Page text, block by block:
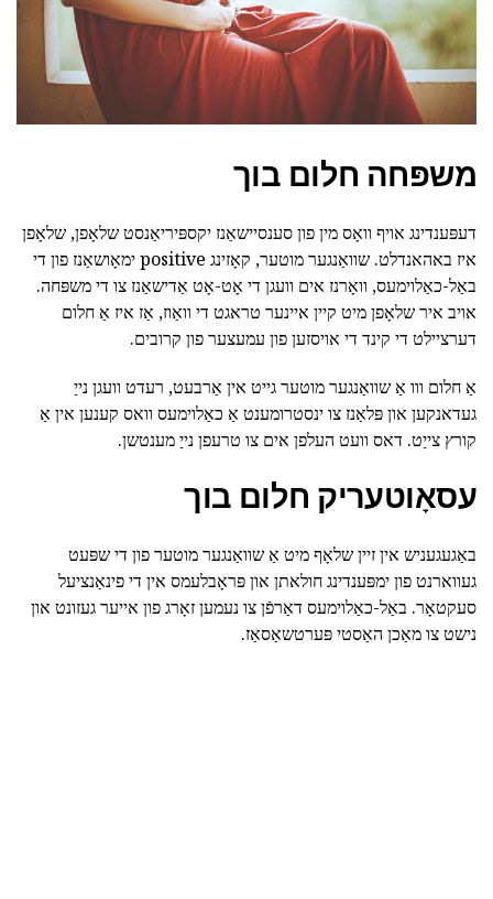
משפּחה חלום בוך
דעפּענדינג אויף וואָס מין פון סענסיישאַנז יקספּיריאַנסט שלאָפן, שלאָפן
איז באהאנדלט. שוואַנגער מוטער, קאָזינג positive ימאָושאַנז פון די
באַל-כאַלוימעס, וואָרנז אים וועגן די אָט-אָט אַדישאַנז צו די משפּחה.
אויב איר שלאָפן מיט קיין איינער טראגט די וואַוז, אַז איז אַ חלום
דערציילט די קינד די אויסזען פון עמעצער פון קרובים.
אַ חלום ווו אַ שוואַנגער מוטער גייט אין אַרבעט, רעדט וועגן נייַ
געדאנקען און פּלאַנז צו ינסטרומענט אַ כאַלוימעס וואס קענען אין אַ
קורץ צייַט. דאס וועט העלפן אים צו טרעפן נייַ מענטשן.
עסאָוטעריק חלום בוך
באַגעגעניש אין זיין שלאָף מיט אַ שוואַנגער מוטער פון די שפּעט
געווארנט פון ימפּענדינג חולאתן און פּראָבלעמס אין די פינאַנציעל
סעקטאָר. באַל-כאַלוימעס דאַרפֿן צו נעמען זאָרג פון אייער געזונט און
נישט צו מאַכן האַסטי פּערטשאַסאַז.